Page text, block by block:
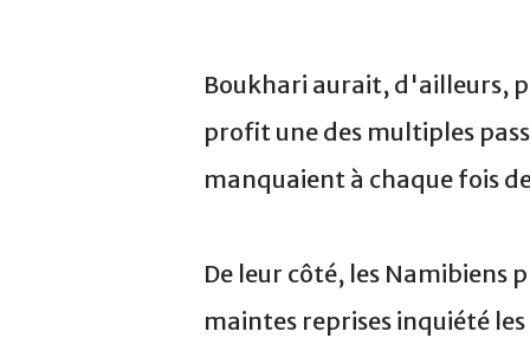
Boukhari aurait, d'ailleurs,
profit une des multiples
manquaient à chaque fois
De leur côté, les
maintes reprises inquiété